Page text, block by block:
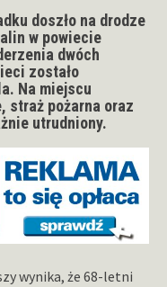
doszło na drodze
w powiecie
dwóch
zostało
Na miejscu
straż pożarna oraz
utrudniony.
wynika, że 68-letni